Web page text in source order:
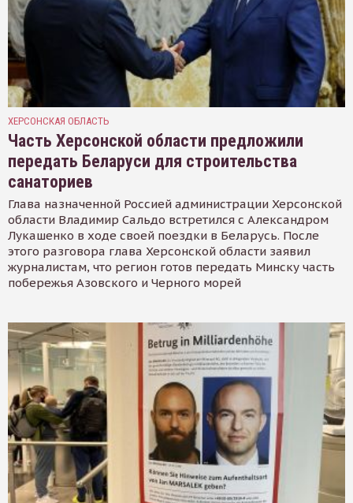
ХЕРСОНСКАЯ ОБЛАСТЬ
Часть Херсонской области предложили
передать Беларуси для строительства
санаториев
Глава назначенной Россией администрации Херсонской
области Владимир Сальдо встретился с Александром
Лукашенко в ходе своей поездки в Беларусь. После
этого разговора глава Херсонской области заявил
журналистам, что регион готов передать Минску часть
побережья Азовского и Черного морей